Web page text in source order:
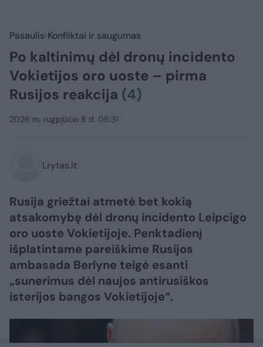
Pasaulis Konfliktai ir saugumas
Po kaltinimų dėl dronų incidento
Vokietijos oro uoste – pirma
Rusijos reakcija (4)
2026 m. rugpjūčio 8 d. 05:31
Lrytas.lt
Rusija griežtai atmetė bet kokią
atsakomybę dėl dronų incidento Leipcigo
oro uoste Vokietijoje. Penktadienį
išplatintame pareiškime Rusijos
ambasada Berlyne teigė esanti
„sunerimus dėl naujos antirusiškos
isterijos bangos Vokietijoje“.